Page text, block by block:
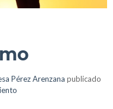
Pérez Arenzana publicado